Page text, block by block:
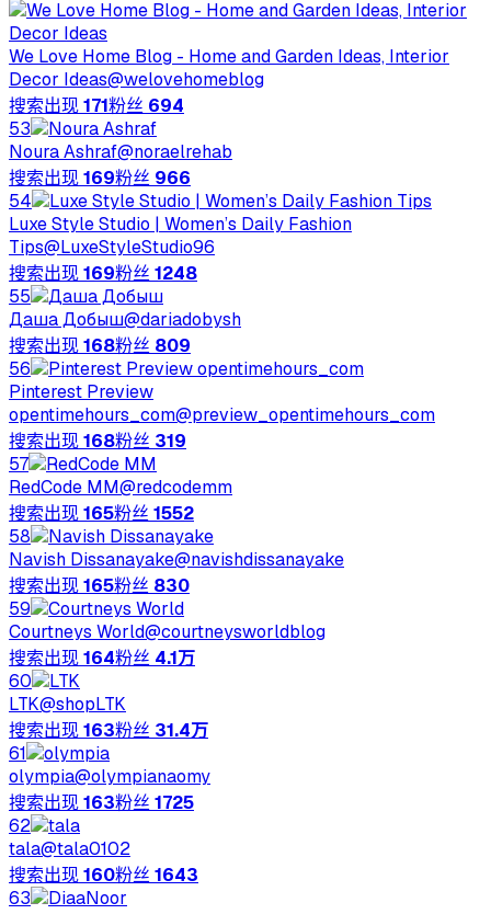
We Love Home Blog - Home and Garden Ideas, Interior
Decor Ideas@welovehomeblog
搜索出现171粉丝 694
53
Noura Ashraf@noraelrehab
搜索出现169粉丝 966
54
Luxe Style Studio | Women’s Daily Fashion
Tips@LuxeStyleStudio96
搜索出现169粉丝 1248
55
Даша Добыш@dariadobysh
搜索出现168粉丝 809
56
Pinterest Preview
opentimehours_com@preview_opentimehours_com
搜索出现168粉丝 319
57
RedCode MM@redcodemm
搜索出现165粉丝 1552
58
Navish Dissanayake@navishdissanayake
搜索出现165粉丝 830
59
Courtneys World@courtneysworldblog
搜索出现164粉丝 4.1万
60
LTK@shopLTK
搜索出现163粉丝 31.4万
61
olympia@olympianaomy
搜索出现163粉丝 1725
62
tala@tala0102
搜索出现160粉丝 1643
63